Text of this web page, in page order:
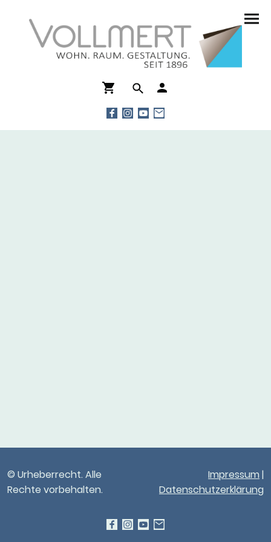
© Urheberrecht. Alle
Rechte vorbehalten.
Impressum |
Datenschutzerklärung